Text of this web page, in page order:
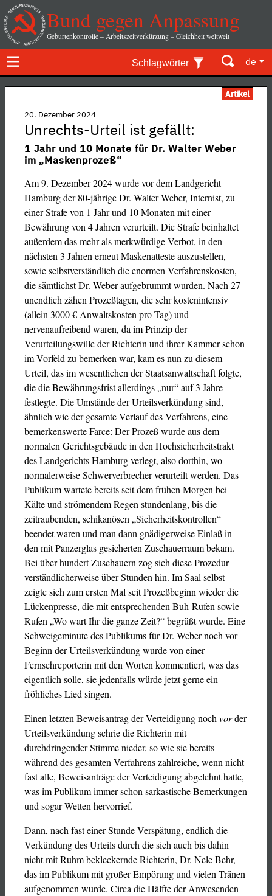
Bund gegen Anpassung
Geburtenkontrolle – Arbeitszeitverkürzung – Gleichheit weltweit
Schlagwörter de
Artikel
20. Dezember 2024
Unrechts-Urteil ist gefällt:
1 Jahr und 10 Monate für Dr. Walter Weber
im „Maskenprozeß“
Am 9. Dezember 2024 wurde vor dem Landgericht
Hamburg der 80-jährige Dr. Walter Weber, Internist, zu
einer Strafe von 1 Jahr und 10 Monaten mit einer
Bewährung von 4 Jahren verurteilt. ­Die Strafe beinhaltet
außerdem das mehr als merkwürdige Verbot, in den
nächsten 3 Jahren erneut Maskenatteste auszustellen,
sowie selbstverständlich die enormen Verfahrenskosten,
die sämtlichst Dr. Weber aufgebrummt wurden. Nach 27
unendlich zähen Prozeßtagen, die sehr kostenintensiv
(allein 3000 € Anwaltskosten pro Tag) und
nervenaufreibend waren, da im Prinzip der
Verurteilungswille der Richterin und ihrer Kammer schon
im Vorfeld zu bemerken war, kam es nun zu diesem
Urteil, das im wesentlichen der Staatsanwaltschaft folgte,
die die Bewährungsfrist allerdings „nur“ auf 3 Jahre
festlegte. Die Umstände der Urteilsverkündung sind,
ähnlich wie der gesamte Verlauf des Verfahrens, eine
bemerkenswerte Farce: Der Prozeß wurde aus dem
normalen Gerichtsgebäude in den Hochsicherheitstrakt
des Landgerichts Hamburg verlegt, also dorthin, wo
normalerweise Schwerverbrecher verurteilt werden. Das
Publikum wartete bereits seit dem frühen Morgen bei
Kälte und strömendem Regen stundenlang, bis die
zeitraubenden, schikanösen „Sicherheitskontrollen“
beendet waren und man dann gnädigerweise Einlaß in
den mit Panzerglas gesicherten Zuschauerraum bekam.
Bei über hundert Zuschauern zog sich diese Prozedur
verständlicherweise über Stunden hin. Im Saal selbst
zeigte sich zum ersten Mal seit Prozeßbeginn wieder die
Lückenpresse, die mit entsprechenden Buh-Rufen sowie
Rufen „Wo wart Ihr die ganze Zeit?“ begrüßt wurde. Eine
Schweigeminute des Publikums für Dr. Weber noch vor
Beginn der Urteilsverkündung wurde von einer
Fernsehreporterin mit den Worten kommentiert, was das
eigentlich solle, sie jedenfalls würde jetzt gerne ein
fröhliches Lied singen.
Einen letzten Beweisantrag der Verteidigung nochvorder
Urteilsverkündung schrie die Richterin mit
durchdringender Stimme nieder, so wie sie bereits
während des gesamten Verfahrens zahlreiche, wenn nicht
fast alle, Beweisanträge der Verteidigung abgelehnt hatte,
was im Publikum immer schon sarkastische Bemerkungen
und sogar Wetten hervorrief.
Dann, nach fast einer Stunde Verspätung, endlich die
Verkündung des Urteils durch die sich auch bis dahin
nicht mit Ruhm bekleckernde Richterin, Dr. Nele Behr,
das im Publikum mit großer Empörung und vielen Tränen
aufgenommen wurde. Circa die Hälfte der Anwesenden